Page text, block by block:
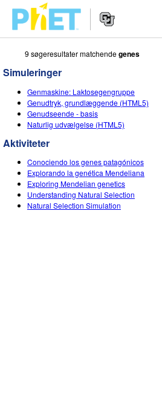
Søg
PhET-
hjemmesiden
navigation
SIMULERINGER
Alle simuleringer
Fysik
Matematik og statistik
Kemi
Jord og rum
STUDIO
About Studio
Customizable Sims
Start a Free Trial
Purchase a License
UNDERVISNING
Aktiviteter
Bidrag med din aktivitet
Retningslinjer for aktivitetsbidrag
METODE
INITIATIVER
Inkluderende design
TILMELD / REGISTRÉR
9 søgeresultater matchendegenes
Simuleringer
Genmaskine: Laktosegengruppe
Genudtryk, grundlæggende (HTML5)
Genudseende - basis
Naturlig udvælgelse (HTML5)
Aktiviteter
Conociendo los genes patagónicos
Explorando la genética Mendeliana
Exploring Mendelian genetics
Understanding Natural Selection
Natural Selection Simulation